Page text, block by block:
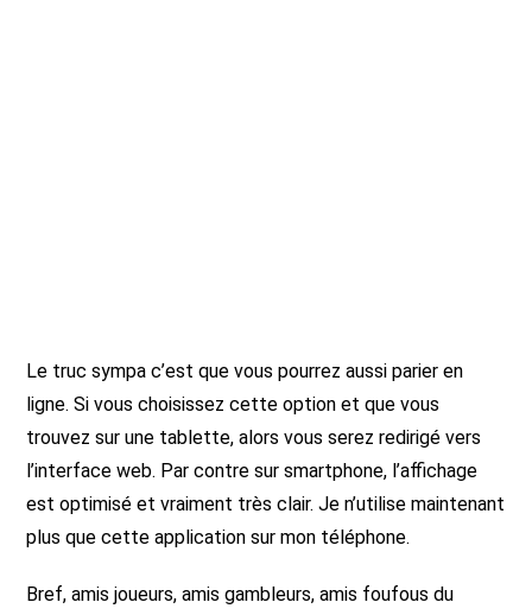
Le truc sympa c’est que vous pourrez aussi parier en
ligne. Si vous choisissez cette option et que vous
trouvez sur une tablette, alors vous serez redirigé vers
l’interface web. Par contre sur smartphone, l’affichage
est optimisé et vraiment très clair. Je n’utilise maintenant
plus que cette application sur mon téléphone.
Bref, amis joueurs, amis gambleurs, amis foufous du